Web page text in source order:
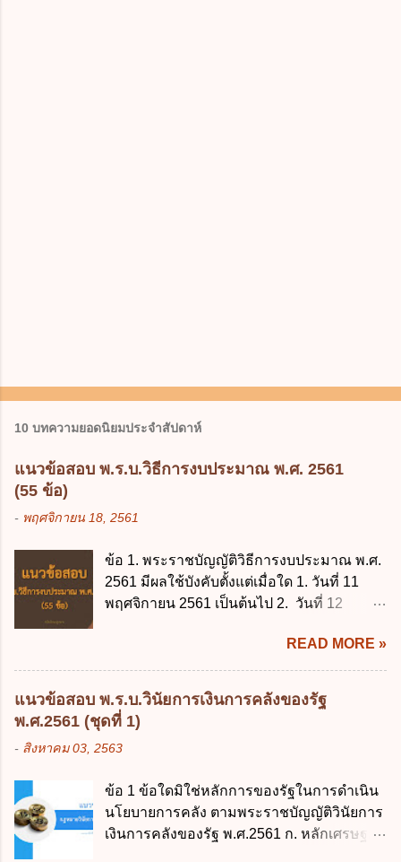
10 บทความยอดนิยมประจำสัปดาห์
แนวข้อสอบ พ.ร.บ.วิธีการงบประมาณ พ.ศ. 2561
(55 ข้อ)
- พฤศจิกายน 18, 2561
ข้อ 1. พระราชบัญญัติวิธีการงบประมาณ พ.ศ.
2561 มีผลใช้บังคับตั้งแต่เมื่อใด 1. วันที่ 11
พฤศจิกายน 2561 เป็นต้นไป 2. วันที่ 12
พฤศจิกายน 2561 เป็นต้นไป 4. วันที่ 14
พฤศจิกายน 2561 เป็นต้นไป ข้อ 2. พระราช
บัญญัติวิธีการงบประมาณ พ.ศ. 2561 ไม่ได้
ยกเลิกกฎหมายฉบับใด 1. พระราชบัญญัติวิธี
การงบประมาณ พ.ศ. 2502 2. พระราชบัญญัติ
วิธีการงบประมาณ (ฉบับที่ 3) พ.ศ. 2511 3.
พ.ศ. 2544 4. ประกาศของคณะปฏิวัติ ฉบับที่
203 ลงวันที่ 31 สิงหาคม 2515 ข้อ 3. ข้อใดไม่
ถูกต้อง 1. นายกรัฐมนตรีมีอำนาจออกกฎเพื่อ
READ MORE »
แนวข้อสอบ พ.ร.บ.วินัยการเงินการคลังของรัฐ
พ.ศ.2561 (ชุดที่ 1)
- สิงหาคม 03, 2563
ข้อ 1 ข้อใดมิใช่หลักการของรัฐในการดำเนิน
นโยบายการคลัง ตามพระราชบัญญัติวินัยการ
เงินการคลังของรัฐ พ.ศ.2561 ก. หลักเศรษฐกิจ